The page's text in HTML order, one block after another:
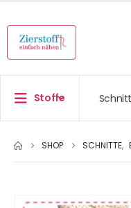
Stoffe
SHOP SCHNITTE,